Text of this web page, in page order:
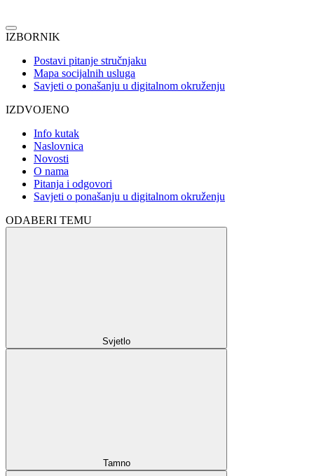
IZBORNIK
Postavi pitanje stručnjaku
Mapa socijalnih usluga
Savjeti o ponašanju u digitalnom okruženju
IZDVOJENO
Info kutak
Naslovnica
Novosti
O nama
Pitanja i odgovori
Savjeti o ponašanju u digitalnom okruženju
ODABERI TEMU
Svjetlo
Tamno